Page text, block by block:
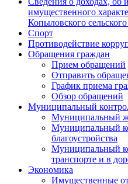
имущественного
Копыловского
Спорт
Противодействие
Обращения граждан
Прием обращений
Отправить
График приема
Обзор обращений
Муниципальный
Муниципальный
Муниципальный
благоустройства
Муниципальный
транспорте и в
Экономика
Имущественные